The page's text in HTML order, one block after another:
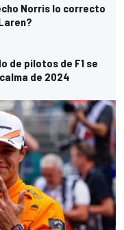
Norris lo correcto
de pilotos de F1 se
de 2024